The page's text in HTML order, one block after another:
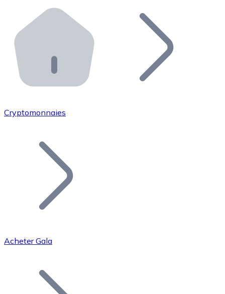
Distributeurs automatiques Bitnovo
Intégrez un ATM Bitnovo dans votre entreprise et
API Bitnovo
Intégrez notre API dans votre écosystème.
Rejoignez notre réseau de distributeurs et
Ajoutez le token de votre projet à notre service
Bitcoin
Cryptomonnaies
Acheter Gala